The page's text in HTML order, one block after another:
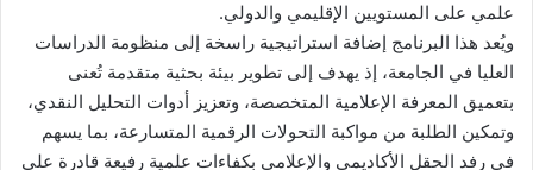
علمي على المستويين الإقليمي والدولي.
ويُعد هذا البرنامج إضافة استراتيجية راسخة إلى منظومة الدراسات
العليا في الجامعة، إذ يهدف إلى تطوير بيئة بحثية متقدمة تُعنى
بتعميق المعرفة الإعلامية المتخصصة، وتعزيز أدوات التحليل النقدي،
وتمكين الطلبة من مواكبة التحولات الرقمية المتسارعة، بما يسهم
في رفد الحقل الأكاديمي والإعلامي بكفاءات علمية رفيعة قادرة على